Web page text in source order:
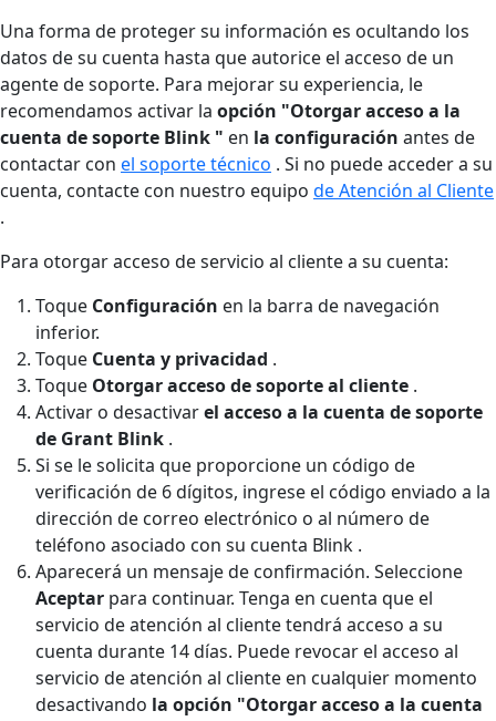
Una forma de proteger su información es ocultando los
datos de su cuenta hasta que autorice el acceso de un
agente de soporte. Para mejorar su experiencia, le
recomendamos activar la opción "Otorgar acceso a la
cuenta de soporte Blink " en la configuración antes de
contactar con el soporte técnico . Si no puede acceder a su
cuenta, contacte con nuestro equipo de Atención al Cliente
.
Para otorgar acceso de servicio al cliente a su cuenta:
Toque Configuración en la barra de navegación
inferior.
Toque Cuenta y privacidad .
Toque Otorgar acceso de soporte al cliente .
Activar o desactivarel acceso a la cuenta de soporte
de Grant Blink .
Si se le solicita que proporcione un código de
verificación de 6 dígitos, ingrese el código enviado a la
dirección de correo electrónico o al número de
teléfono asociado con su cuenta Blink .
Aparecerá un mensaje de confirmación. Seleccione
Aceptar para continuar. Tenga en cuenta que el
servicio de atención al cliente tendrá acceso a su
cuenta durante 14 días. Puede revocar el acceso al
servicio de atención al cliente en cualquier momento
desactivando la opción "Otorgar acceso a la cuenta